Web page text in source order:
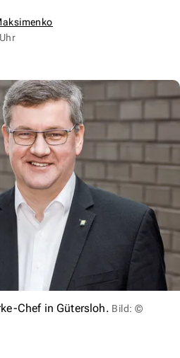
Chef in Gütersloh. Bild: ©